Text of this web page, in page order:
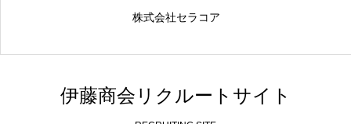
株式会社セラコア
伊藤商会リクルートサイト